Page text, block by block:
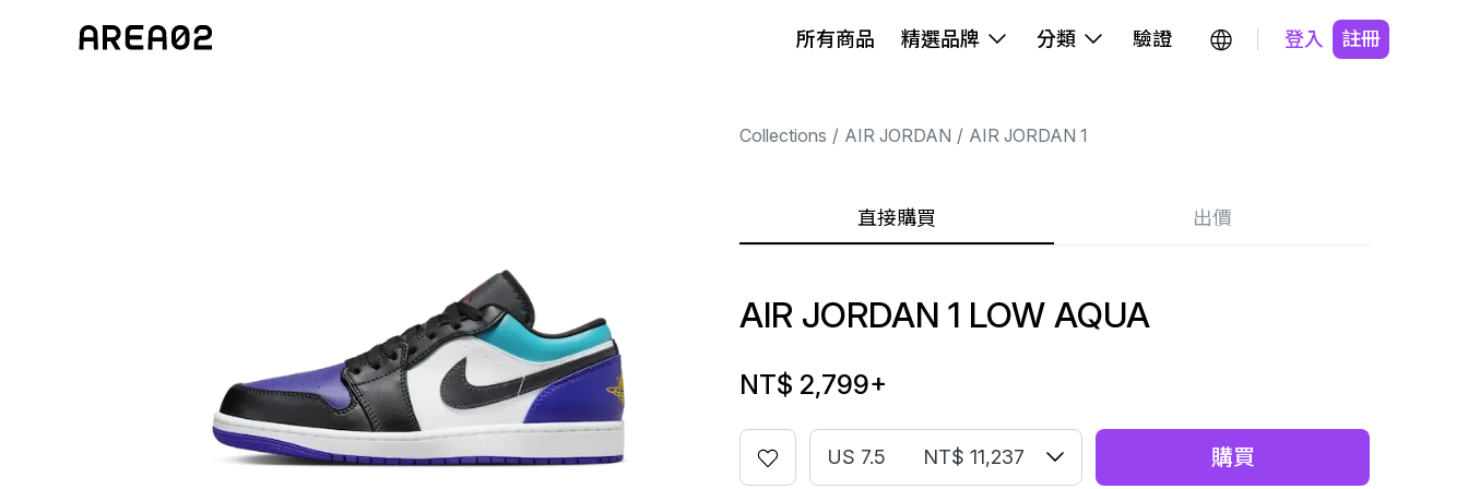
所有商品 精選品牌 分類 驗證 登入 註冊
Collections AIR JORDAN AIR JORDAN 1
直接購買 出價
AIR JORDAN 1 LOW AQUA
NT$ 2,799+
US 7.5 NT$ 11,237 購買